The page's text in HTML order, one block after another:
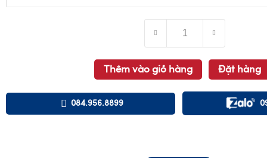
Thêm vào giỏ hàng Đặt hàng
084.956.8899